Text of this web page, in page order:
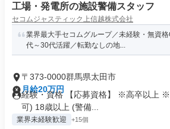
工場・発電所の施設警備スタッフ
セコムジャスティック上信越株式会社
業界最大手セコムグループ／未経験・無資
代～30代活躍／転勤なしの地...
〒373-0000群馬県太田市
月給20万円
経験・資格 【応募資格】 ※高卒以上
可) 18歳以上 (警備...
業界未経験歓迎 +15個